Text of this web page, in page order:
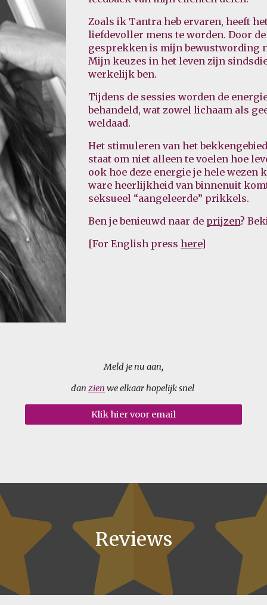
Zoals ik Tantra heb ervaren, heeft
liefdevoller mens te worden. Door
gesprekken is mijn bewustwording
Mijn keuzes in het leven zijn
werkelijk ben.
Tijdens de sessies worden de
behandeld, wat zowel lichaam als
weldaad.
Het stimuleren van het
staat om niet alleen te voelen hoe
ook hoe deze energie je hele
ware heerlijkheid van binnenuit
seksueel “aangeleerde” prikkels.
Ben je benieuwd naar de prijzen?
[For English presshere]
Meld je nu aan,
dan zien we elkaar hopelijk snel
Klik hier voor email
Reviews